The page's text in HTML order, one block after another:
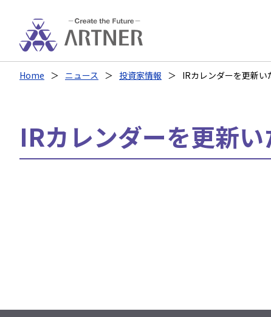
Home ニュース 投資家情報 IRカレンダーを更新い
IRカレンダーを更新い